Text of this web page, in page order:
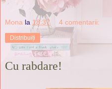
Mona la 18:37 4 comentarii:
Distribuiți
Cu rabdare!